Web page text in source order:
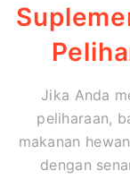
Jika Anda
peliharaan,
makanan
dengan